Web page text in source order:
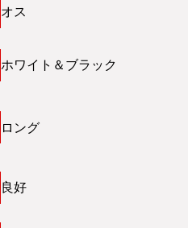
オス
ホワイト＆ブラック
ロング
良好